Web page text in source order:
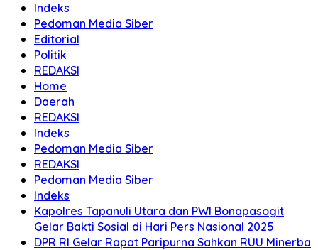
Indeks
Pedoman Media Siber
Editorial
Politik
REDAKSI
Home
Daerah
REDAKSI
Indeks
Pedoman Media Siber
REDAKSI
Pedoman Media Siber
Indeks
Kapolres Tapanuli Utara dan PWI Bonapasogit
Gelar Bakti Sosial di Hari Pers Nasional 2025
DPR RI Gelar Rapat Paripurna Sahkan RUU Minerba